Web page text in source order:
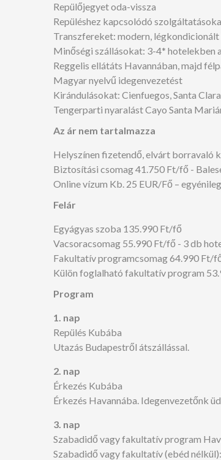
Repülőjegyet oda-vissza
Repüléshez kapcsolódó
Transzfereket: modern,
Minőségi szállásokat: 3-4* hotelekben
Reggelis ellátáts Havannában, majd
Magyar nyelvű idegenvezetést
Kirándulásokat: Cienfuegos, Santa Clara
Tengerparti nyaralást Cayo Santa
Az ár nem tartalmazza
Helyszínen fizetendő, elvárt borravaló
Biztosítási csomag 41.750 Ft/fő -
Online vízum Kb. 25 EUR/Fő –
Felár
Egyágyas szoba 135.990 Ft/fő
Vacsoracsomag 55.990 Ft/fő - 3 db
Fakultatív programcsomag 64.990 Ft/
Külön foglalható fakultatív program
Program
1. nap
Repülés Kubába
Utazás Budapestről átszállással.
2. nap
Érkezés Kubába
Érkezés Havannába. Idegenvezetőnk
3. nap
Szabadidő vagy fakultatív program
Szabadidő vagy fakultatív (ebéd